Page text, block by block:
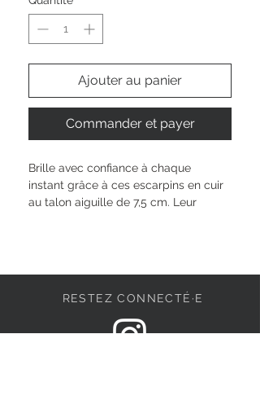
Ajouter au panier
Commander et payer
Brille avec confiance à chaque
instant grâce à ces escarpins en cuir
au talon aiguille de 7,5 cm. Leur
toute la journée. À enfiler facilement,
ils subliment chaque tenue et
RESTEZ CONNECTÉ·E